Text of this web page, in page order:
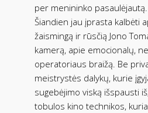
per menininko pasaulėjautą.
Šiandien jau įprasta kalbėti
žaismingą ir rūsčią Jono
kamerą, apie emocionalų,
operatoriaus braižą. Be
meistrystės dalykų, kurie
sugebėjimo viską išspausti
tobulos kino technikos,